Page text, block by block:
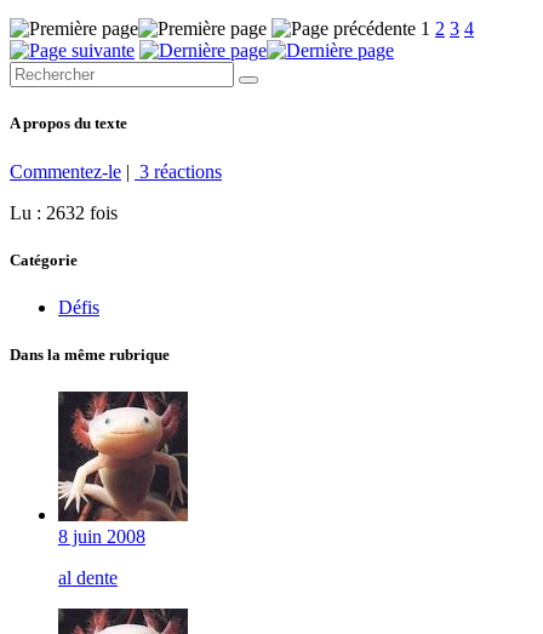
1 2 3 4
A propos du texte
Commentez-le | 3 réactions
Lu : 2632 fois
Catégorie
Défis
Dans la même rubrique
8 juin 2008
al dente